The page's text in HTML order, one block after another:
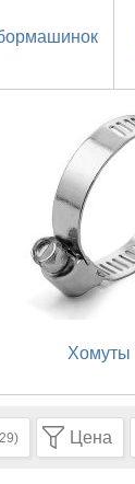
Хомуты
Цена